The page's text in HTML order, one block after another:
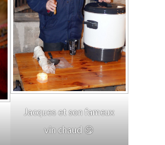
Jacques et son fameux
vin chaud 😋